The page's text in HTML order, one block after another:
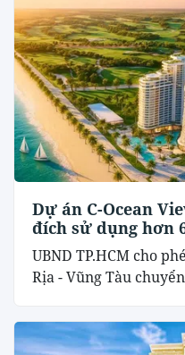
Dự án C-Ocean
đích sử dụng hơn
UBND TP.HCM cho
Rịa - Vũng Tàu